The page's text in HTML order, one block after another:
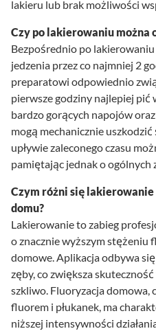
lakieru lub brak możliwości
Czy po lakierowaniu można
Bezpośrednio po
jedzenia przez co najmniej 2
preparatowi odpowiednio
pierwsze godziny najlepiej pić
bardzo gorących napojów
mogą mechanicznie
upływie zaleconego czasu
pamiętając jednak o ogólnych
Czym różni się
domu?
Lakierowanie to zabieg
o znacznie wyższym stężeniu
domowe. Aplikacja odbywa
zęby, co zwiększa
szkliwo. Fluoryzacja domowa,
fluorem i płukanek, ma
niższej intensywności